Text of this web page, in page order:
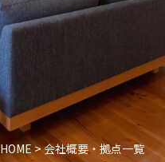
HOME>会社概要・拠点一覧